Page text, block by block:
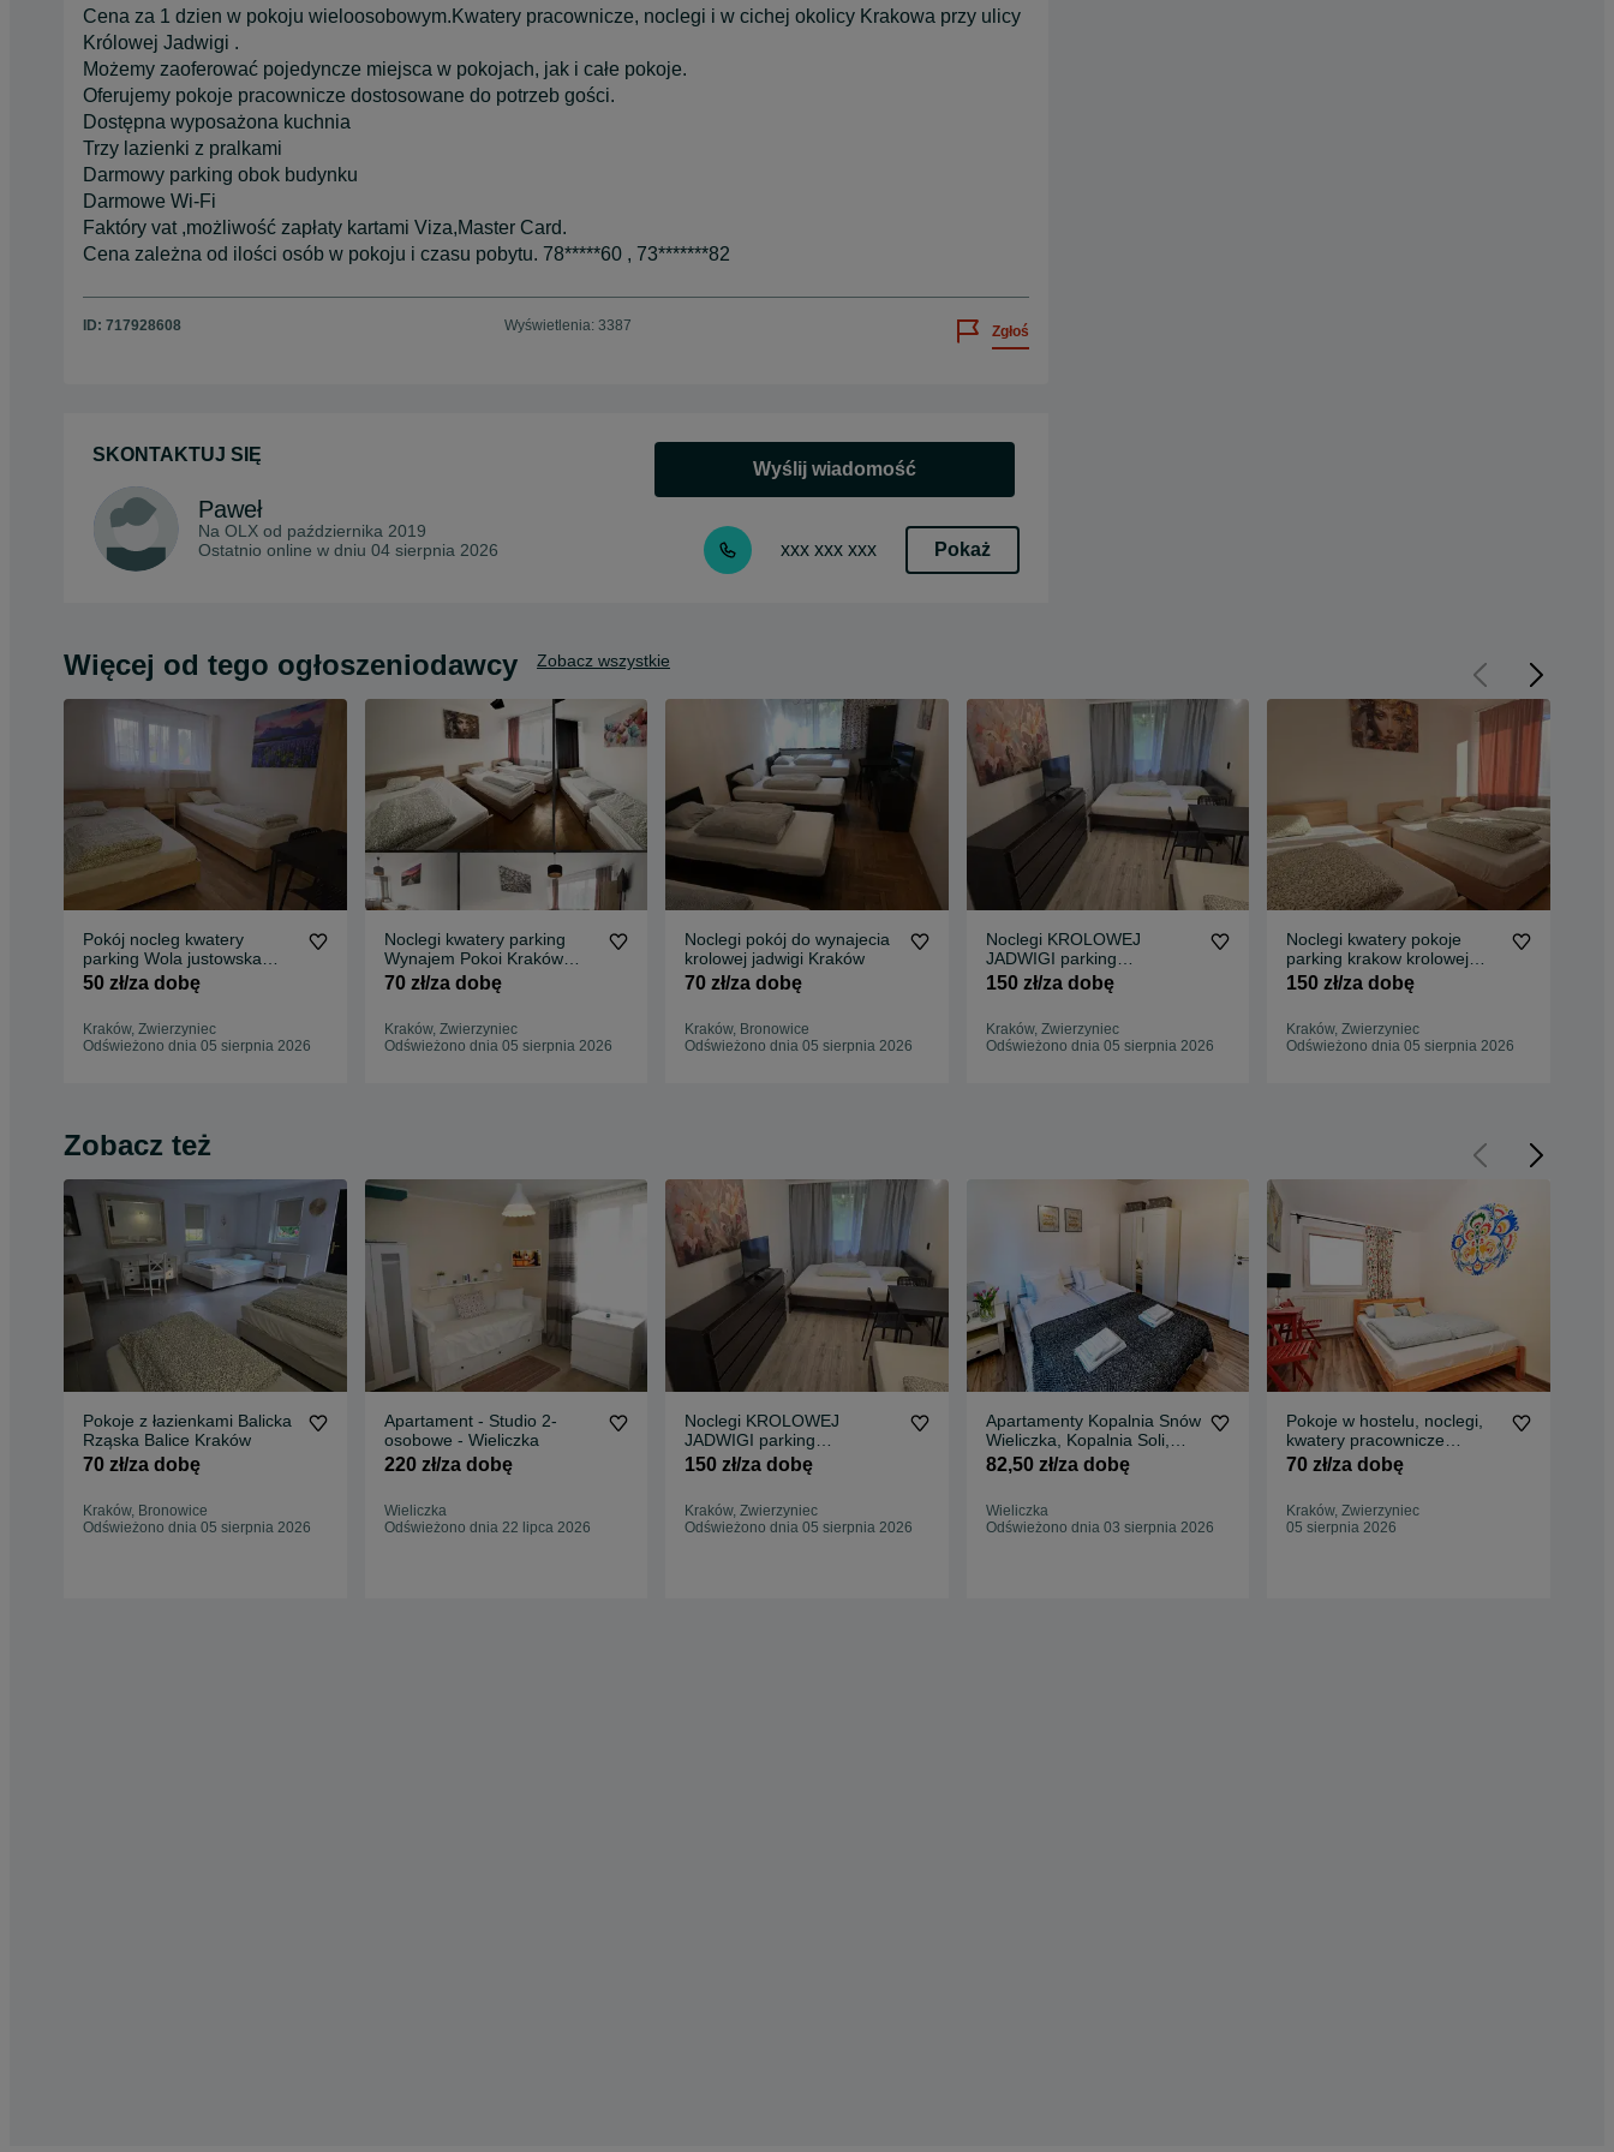
Cena za 1 dzien w pokoju wieloosobowym.Kwatery pracownicze, noclegi i w cichej okolicy Krakowa przy ulicy
Królowej Jadwigi .
Możemy zaoferować pojedyncze miejsca w pokojach, jak i całe pokoje.
Oferujemy pokoje pracownicze dostosowane do potrzeb gości.
Dostępna wyposażona kuchnia
Trzy lazienki z pralkami
Darmowy parking obok budynku
Darmowe Wi-Fi
Faktóry vat ,możliwość zapłaty kartami Viza,Master Card.
Cena zależna od ilości osób w pokoju i czasu pobytu. 78*****60 , 73*******82
ID: 717928608 Wyświetlenia: 3387 Zgłoś
SKONTAKTUJ SIĘ
Paweł
Na OLX od października 2019
Ostatnio online w dniu 04 sierpnia 2026
Wyślij wiadomość
xxx xxx xxx Pokaż
Więcej od tego ogłoszeniodawcy Zobacz wszystkie
Pokój nocleg kwatery
parking Wola justowska
Kraków
50 zł/za dobę
Kraków, Zwierzyniec
Odświeżono dnia 05 sierpnia 2026
Noclegi kwatery parking
Wynajem Pokoi Kraków
Zwierzyniec
70 zł/za dobę
Kraków, Zwierzyniec
Odświeżono dnia 05 sierpnia 2026
Noclegi pokój do wynajecia
krolowej jadwigi Kraków
70 zł/za dobę
Kraków, Bronowice
Odświeżono dnia 05 sierpnia 2026
Noclegi KROLOWEJ
JADWIGI parking
zwierzyniec Kraków
150 zł/za dobę
Kraków, Zwierzyniec
Odświeżono dnia 05 sierpnia 2026
Noclegi kwatery pokoje
parking krakow krolowej
jadwigi piastowska sa
150 zł/za dobę
Kraków, Zwierzyniec
Odświeżono dnia 05 sierpnia 2026
Zobacz też
Pokoje z łazienkami Balicka
Rząska Balice Kraków
70 zł/za dobę
Kraków, Bronowice
Odświeżono dnia 05 sierpnia 2026
Apartament - Studio 2-
osobowe - Wieliczka
220 zł/za dobę
Wieliczka
Odświeżono dnia 22 lipca 2026
Noclegi KROLOWEJ
JADWIGI parking
zwierzyniec Kraków
150 zł/za dobę
Kraków, Zwierzyniec
Odświeżono dnia 05 sierpnia 2026
Apartamenty Kopalnia Snów
Wieliczka, Kopalnia Soli,
nocleg 2-4 os
82,50 zł/za dobę
Wieliczka
Odświeżono dnia 03 sierpnia 2026
Pokoje w hostelu, noclegi,
kwatery pracownicze
centrum Kraków
70 zł/za dobę
Kraków, Zwierzyniec
05 sierpnia 2026